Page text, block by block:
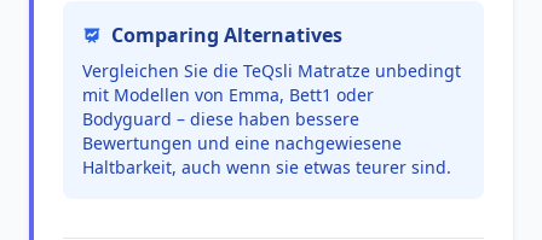
Comparing Alternatives
Vergleichen Sie die TeQsli Matratze unbedingt
mit Modellen von Emma, Bett1 oder
Bodyguard – diese haben bessere
Bewertungen und eine nachgewiesene
Haltbarkeit, auch wenn sie etwas teurer sind.